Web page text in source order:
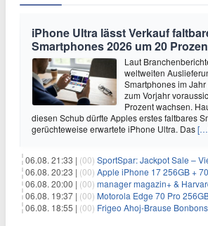
iPhone Ultra lässt Verkauf
Smartphones 2026 um 20
Laut
weltweiten
Smartphones im
zum Vorjahr
Prozent wachsen.
diesen Schub dürfte Apples erstes faltbares
gerüchteweise erwartete iPhone Ultra. Das
06.08. 21:33 | (00) SportSpar: Jackpot Sale – Viele Artikel
06.08. 20:23 | (00) Apple iPhone 17 256GB + 70GB 5G + Alles-Flat im
06.08. 20:00 | (00) manager magazin+ & Harvard Business
06.08. 19:37 | (00) Motorola Edge 70 Pro 256GB + 50GB 5G + Alles-Flat im
06.08. 18:55 | (00) Frigeo Ahoj-Brause Bonbons 1.000